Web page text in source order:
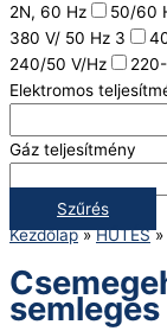
2N, 60 Hz
50/60
380 V/ 50 Hz 3
240/50 V/Hz
Elektromos
Gáz teljesítmény
Szűrés
Kezdőlap»HŰTÉS»